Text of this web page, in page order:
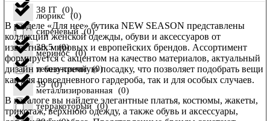
38 IT (0)
38,5 (0)
39 (0)
сиреневый (0)
темно-синий (0)
терракоторый (0)
люрикс (0)
меринос (0)
металлизированная (0)
В разделе «Для нее» бутика NEW SEASON представлены
коллекции женской одежды, обуви и аксессуаров от
известных мировых и европейских брендов. Ассортимент
формируется с акцентом на качество материалов, актуальный
дизайн и безупречную посадку, что позволяет подобрать вещи
как для повседневного гардероба, так и для особых случаев.
В каталоге вы найдете элегантные платья, костюмы, жакеты,
трикотаж, верхнюю одежду, а также обувь и аксессуары,